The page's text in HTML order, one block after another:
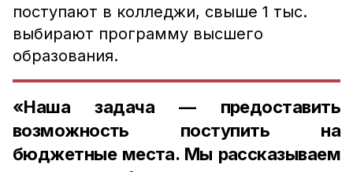
поступают в колледжи, свыше 1 тыс.
выбирают программу высшего
образования.
«Наша задача — предоставить
возможность поступить на
бюджетные места. Мы рассказываем